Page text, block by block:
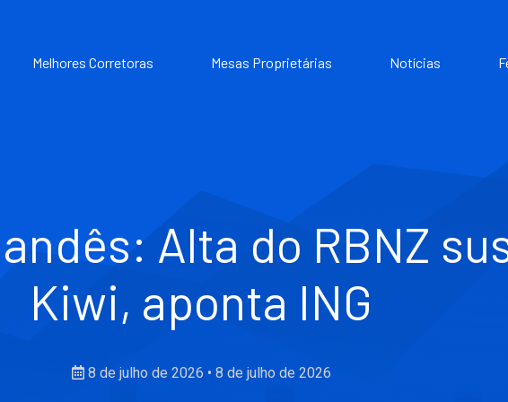
Melhores Corretoras Mesas Proprietárias Notícias
Alta do RBNZ
Kiwi, aponta ING
8 de julho de 2026 • 8 de julho de 2026